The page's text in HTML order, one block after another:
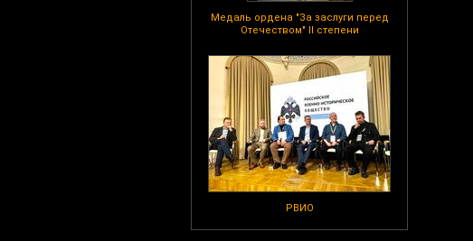
Медаль ордена "За заслуги перед
Отечеством" II степени
РВИО